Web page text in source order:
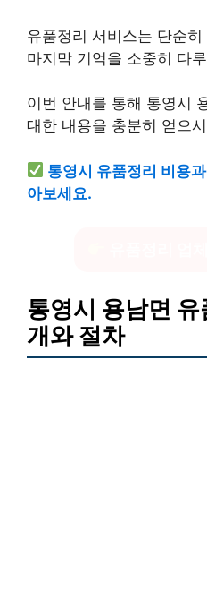
유품정리 서비스는 단순
마지막 기억을 소중히 다
이번 안내를 통해 통영시
대한 내용을 충분히 얻으
통영시 유품정리 비용
아보세요.
통영시 용남면
개와 절차